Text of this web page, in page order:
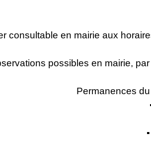
consultable en mairie aux
possibles en mairie,
Permanences